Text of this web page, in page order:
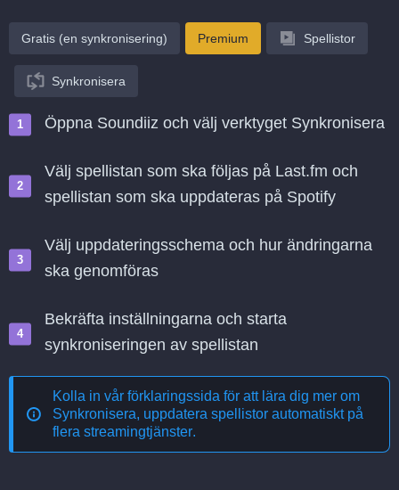
Gratis (en synkronisering) Premium Spellistor
Synkronisera
Öppna Soundiiz och välj verktyget Synkronisera
Välj spellistan som ska följas på Last.fm och
spellistan som ska uppdateras på Spotify
Välj uppdateringsschema och hur ändringarna
ska genomföras
Bekräfta inställningarna och starta
synkroniseringen av spellistan
Kolla in vår förklaringssida för att lära dig mer om
Synkronisera, uppdatera spellistor automatiskt på
flera streamingtjänster.